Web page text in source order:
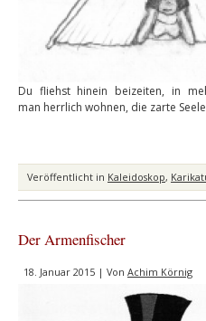
Du fliehst hinein beizeiten, in
man herrlich wohnen, die zarte
Veröffentlicht in Kaleidoskop,
Der Armenfischer
18. Januar 2015 | Von Achim Körnig